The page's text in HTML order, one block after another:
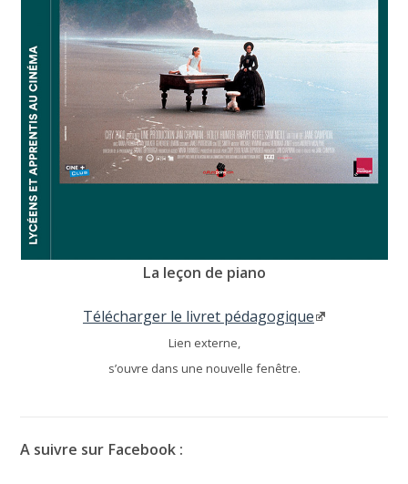
La leçon de piano
Télécharger le livret pédagogique
Lien externe,
s’ouvre dans une nouvelle fenêtre.
A suivre sur Facebook :